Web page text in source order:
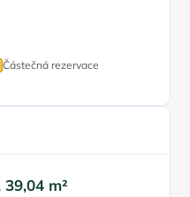
Částečná rezervace
m²